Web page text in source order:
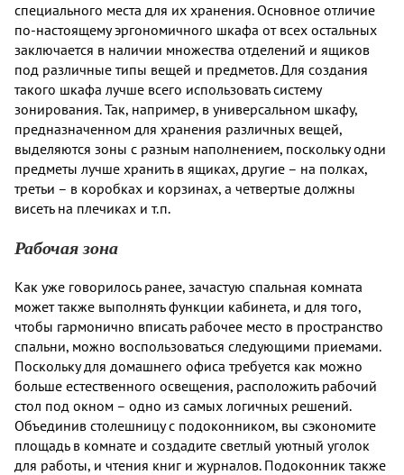
специального места для их хранения. Основное отличие
по-настоящему эргономичного шкафа от всех остальных
заключается в наличии множества отделений и ящиков
под различные типы вещей и предметов. Для создания
такого шкафа лучше всего использовать систему
зонирования. Так, например, в универсальном шкафу,
предназначенном для хранения различных вещей,
выделяются зоны с разным наполнением, поскольку одни
предметы лучше хранить в ящиках, другие – на полках,
третьи – в коробках и корзинах, а четвертые должны
висеть на плечиках и т.п.
Рабочая зона
Как уже говорилось ранее, зачастую спальная комната
может также выполнять функции кабинета, и для того,
чтобы гармонично вписать рабочее место в пространство
спальни, можно воспользоваться следующими приемами.
Поскольку для домашнего офиса требуется как можно
больше естественного освещения, расположить рабочий
стол под окном – одно из самых логичных решений.
Объединив столешницу с подоконником, вы сэкономите
площадь в комнате и создадите светлый уютный уголок
для работы, и чтения книг и журналов. Подоконник также